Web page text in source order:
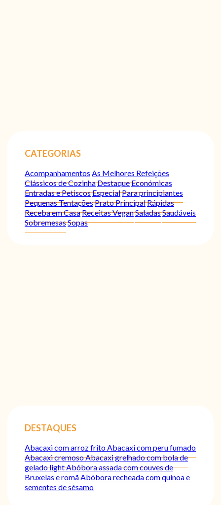
CATEGORIAS
Acompanhamentos As Melhores Refeições
Clássicos de CozinhaDestaqueEconómicas
Entradas e PetiscosEspecialPara principiantes
Pequenas TentaçõesPrato PrincipalRápidas
Receba em CasaReceitas VeganSaladasSaudáveis
SobremesasSopas
DESTAQUES
Abacaxi com arroz fritoAbacaxi com peru fumado
Abacaxi cremosoAbacaxi grelhado com bola de
gelado lightAbóbora assada com couves de
Bruxelas e romãAbóbora recheada com quinoa e
sementes de sésamo